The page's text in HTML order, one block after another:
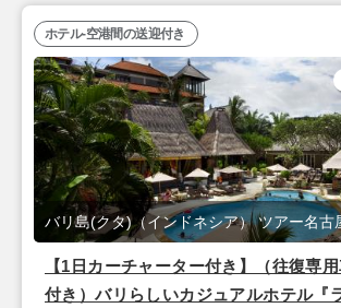
【1日カーチャーター付き】（往復専
付き）バリらしいカジュアルホテル『
バリ島(クタ)（インドネシア） ツアー名古
ホテル-空港間の送迎付き